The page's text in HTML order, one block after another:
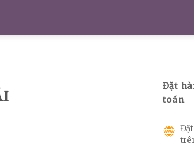
Đặt
toán